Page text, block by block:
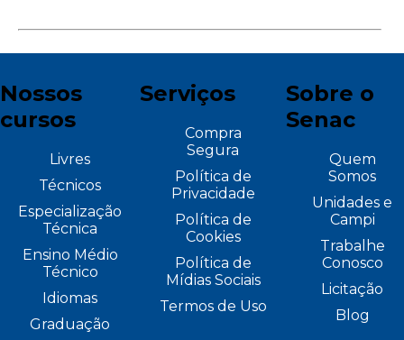
Nossos
cursos
Livres
Técnicos
Especialização
Técnica
Ensino Médio
Técnico
Idiomas
Graduação
Serviços
Compra
Segura
Política de
Privacidade
Política de
Cookies
Política de
Mídias Sociais
Termos de Uso
Sobre o
Senac
Quem
Somos
Unidades e
Campi
Trabalhe
Conosco
Licitação
Blog